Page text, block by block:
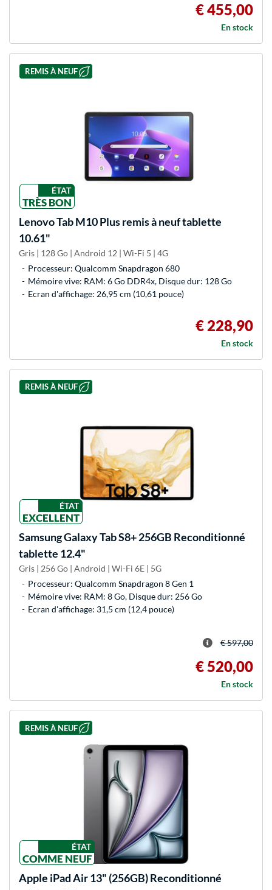
€ 455,00
En stock
REMIS À NEUF
ÉTAT
TRÈS BON
LenovoTab M10 Plus remis à neuf tablette
10.61"
Gris | 128 Go | Android 12 | Wi-Fi 5 | 4G
Processeur: Qualcomm Snapdragon 680
Mémoire vive: RAM: 6 Go DDR4x, Disque dur: 128 Go
Ecran d'affichage: 26,95 cm (10,61 pouce)
€ 228,90
En stock
REMIS À NEUF
ÉTAT
EXCELLENT
SamsungGalaxy Tab S8+ 256GB Reconditionné
tablette 12.4"
Gris | 256 Go | Android | Wi-Fi 6E | 5G
Processeur: Qualcomm Snapdragon 8 Gen 1
Mémoire vive: RAM: 8 Go, Disque dur: 256 Go
Ecran d'affichage: 31,5 cm (12,4 pouce)
€ 597,00
€ 520,00
En stock
REMIS À NEUF
ÉTAT
COMME NEUF
Apple iPad Air 13" (256GB) Reconditionné